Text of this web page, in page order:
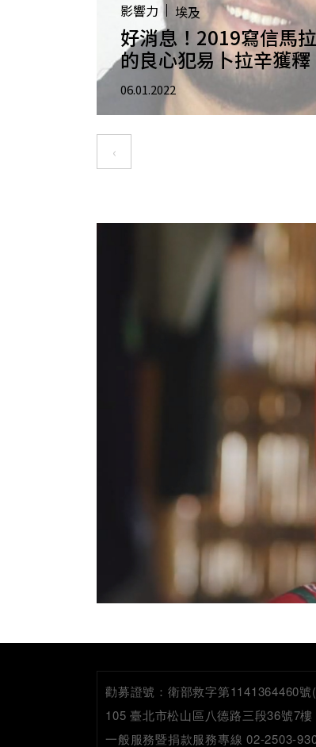
影響力 埃及
好消息！2019寫信馬
的良心犯易卜拉辛獲釋
06.01.2022
Pagination
‹Previous page
勸募證號： 衛部救字第1141364460
105 臺北市松山區八德路三段36號7樓
一般服務暨捐款服務專線 02-2503-